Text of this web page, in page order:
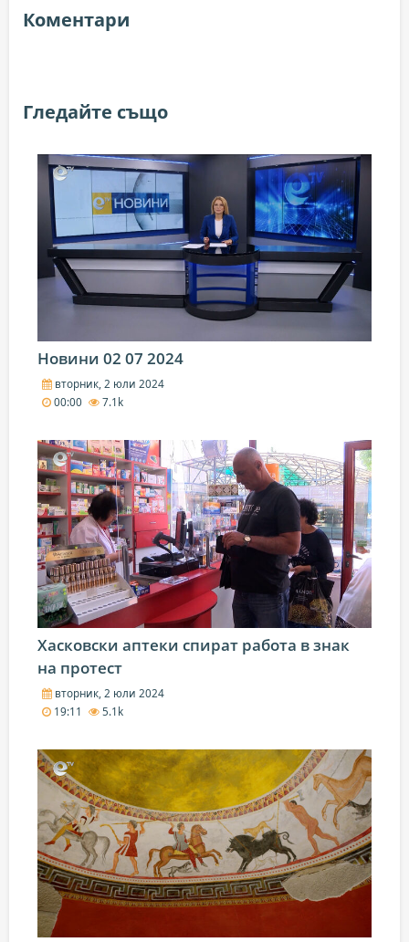
Коментари
Гледайте също
Новини 02 07 2024
вторник, 2 юли 2024
00:00
7.1k
Хасковски аптеки спират работа в знак
на протест
вторник, 2 юли 2024
19:11
5.1k